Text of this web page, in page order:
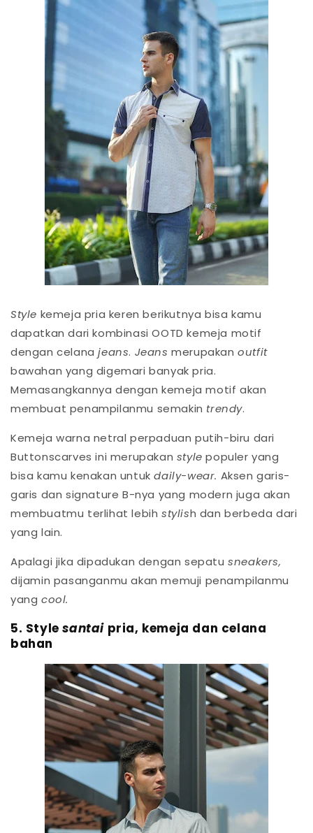
Style kemeja pria keren berikutnya bisa kamu
dapatkan dari kombinasi OOTD kemeja motif
dengan celana jeans. Jeansmerupakanoutfit
bawahan yang digemari banyak pria.
Memasangkannya dengan kemeja motif akan
membuat penampilanmu semakin trendy.
Kemeja warna netral perpaduan putih-biru dari
Buttonscarves ini merupakan stylepopuler yang
bisa kamu kenakan untukdaily-wear. Aksen garis-
garis dan signature B-nya yang modern juga akan
membuatmu terlihat lebih stylish dan berbeda dari
yang lain.
Apalagi jika dipadukan dengan sepatusneakers,
dijamin pasanganmu akan memuji penampilanmu
yang cool.
5. Stylesantai pria, kemeja dan celana
bahan